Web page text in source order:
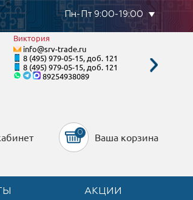
Пн-Пт 9:00-19:00
Виктория
info@srv-trade.ru
8 (495) 979-05-15, доб. 121
8 (495) 979-05-15, доб. 121
89254938089
АКЦИИ
0 Ваша корзина